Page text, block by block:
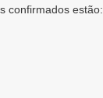
confirmados estão: